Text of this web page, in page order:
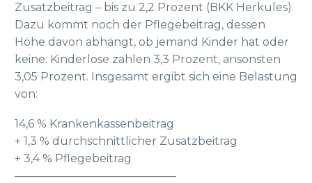
Zusatzbeitrag – bis zu 2,2 Prozent (BKK Herkules).
Dazu kommt noch der Pflegebeitrag, dessen
Höhe davon abhängt, ob jemand Kinder hat oder
keine: Kinderlose zahlen 3,3 Prozent, ansonsten
3,05 Prozent. Insgesamt ergibt sich eine Belastung
von:
14,6 % Krankenkassenbeitrag
+ 1,3 % durchschnittlicher Zusatzbeitrag
+ 3,4 % Pflegebeitrag
——————————————–